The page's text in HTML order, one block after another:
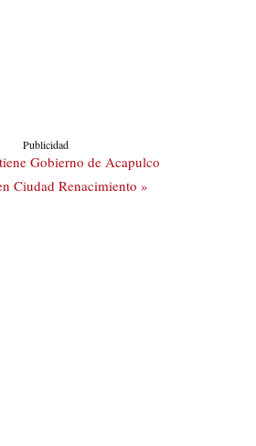
Publicidad
Gobierno de Acapulco
Ciudad Renacimiento »